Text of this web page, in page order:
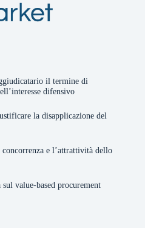
il termine di
difensivo
la disapplicazione del
e l’attrattività dello
value-based procurement